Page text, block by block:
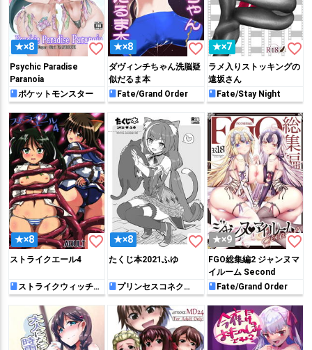
★×8 favorite_border
Psychic Paradise
Paranoia
ポケットモンスター
★×8 favorite_border
ダヴィンチちゃん洗脳疑
似だるま本
Fate/Grand Order
★×7 favorite_border
ラメ入りストッキングの
遠坂さん
Fate/Stay Night
★×8 favorite_border
ストライクエール4
ストライクウィッチー
ズ
★×8 favorite_border
たくじ本2021ふゆ
プリンセスコネク
ト!Re:Dive
★×9 favorite_border
FGO総集編2 ジャンヌマ
イルーム Second
Fate/Grand Order